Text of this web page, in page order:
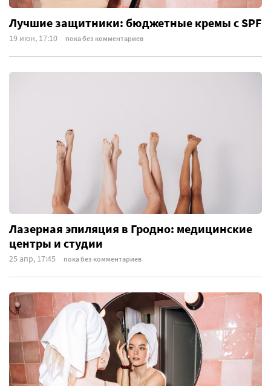
Лучшие защитники: бюджетные кремы с SPF
19 июн, 17:10 пока без комментариев
Лазерная эпиляция в Гродно: медицинские
центры и студии
25 апр, 17:45 пока без комментариев